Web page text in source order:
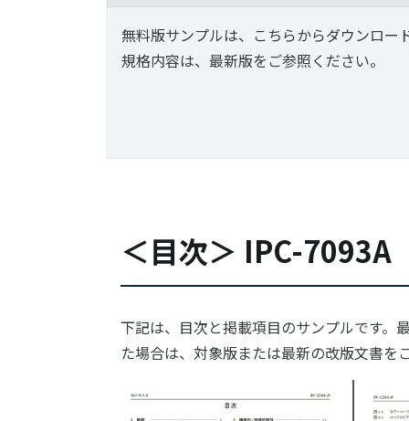
無料版サンプルは、こちらからダウンロー
規格内容は、最新版をご参照ください。​
＜目次＞ IPC-7093A
下記は、目次と掲載項目のサンプルです。
た場合は、対象版または最新の改版文書を